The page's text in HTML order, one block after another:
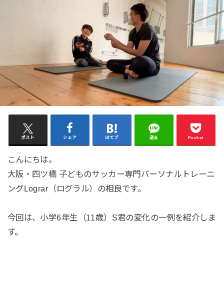
ポスト シェア はてブ 送る Pocket
こんにちは。
大阪・四ツ橋 子どものサッカー専門パーソナルトレーニ
ングLograr（ログラル）の相良です。
今回は、小学6年生（11歳）S君の変化の一例を紹介しま
す。